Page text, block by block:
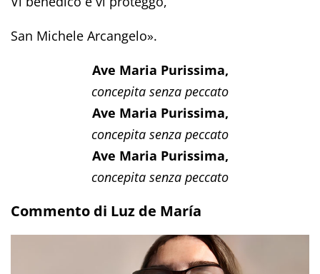
San Michele Arcangelo».
Ave Maria Purissima,
concepita senza peccato
Ave Maria Purissima,
concepita senza peccato
Ave Maria Purissima,
concepita senza peccato
Commento di Luz de María